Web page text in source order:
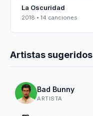
La Oscuridad
2018 • 14 canciones
Artistas sugeridos
Bad Bunny
ARTISTA